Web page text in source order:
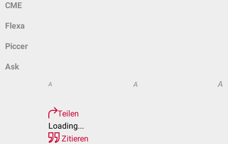
CME
Flexa
Piccer
Ask
A A A
Teilen
Loading...
Zitieren